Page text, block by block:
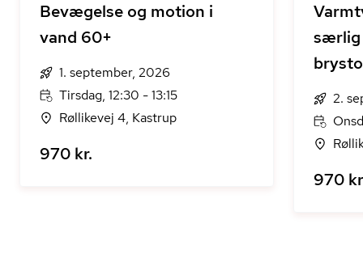
Bevægelse og motion i
vand 60+
1. september, 2026
Tirsdag, 12:30 - 13:15
Røllikevej 4, Kastrup
970 kr.
særlig
2.
970